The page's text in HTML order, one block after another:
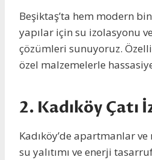
Beşiktaş’ta hem modern
yapılar için su izolasyonu ve
çözümleri sunuyoruz.
özel malzemelerle
2. Kadıköy Çatı
Kadıköy’de apartmanlar
su yalıtımı ve enerji